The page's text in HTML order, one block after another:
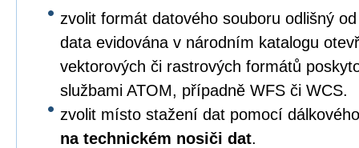
zvolit formát datového souboru odlišný
data evidována v národním katalogu
vektorových či rastrových formátů
službami ATOM, případně WFS či WCS.
zvolit místo stažení dat pomocí
na technickém nosiči dat.